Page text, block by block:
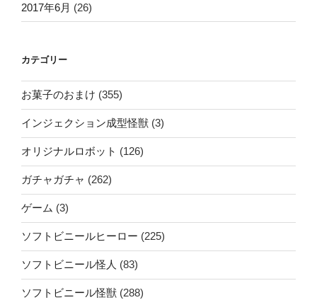
2017年6月 (26)
カテゴリー
お菓子のおまけ (355)
インジェクション成型怪獣 (3)
オリジナルロボット (126)
ガチャガチャ (262)
ゲーム (3)
ソフトビニールヒーロー (225)
ソフトビニール怪人 (83)
ソフトビニール怪獣 (288)